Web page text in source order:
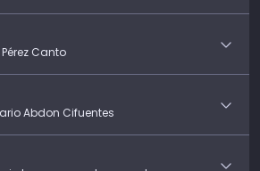
Canto
Abdon Cifuentes